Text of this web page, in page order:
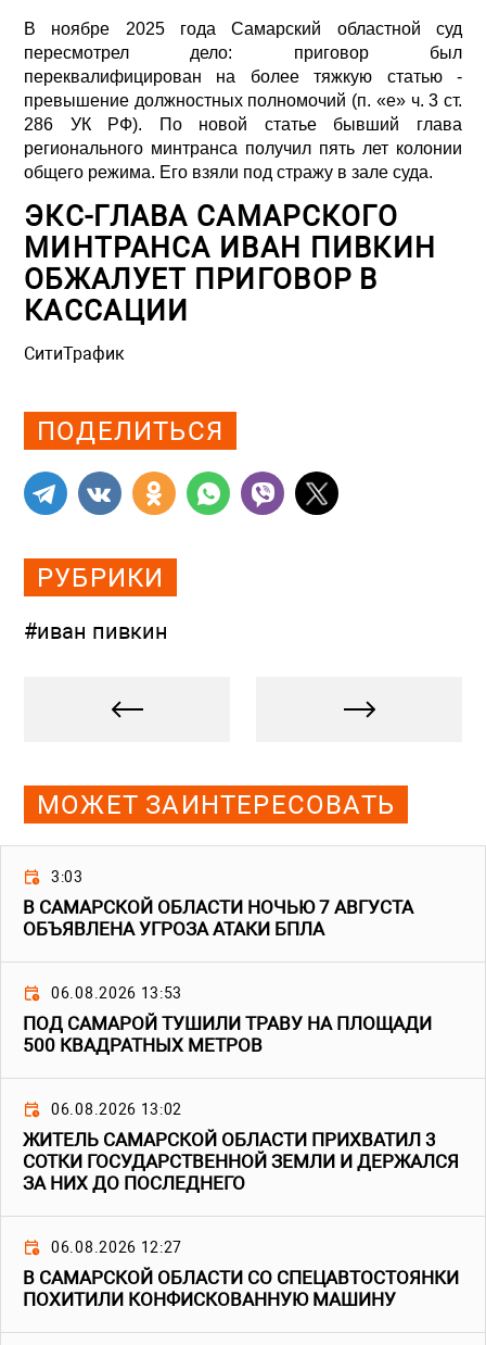
В ноябре 2025 года Самарский областной суд
пересмотрел дело: приговор был
переквалифицирован на более тяжкую статью -
превышение должностных полномочий (п. «е» ч. 3 ст.
286 УК РФ). По новой статье бывший глава
регионального минтранса получил пять лет колонии
общего режима. Его взяли под стражу в зале суда.
ЭКС-ГЛАВА САМАРСКОГО
МИНТРАНСА ИВАН ПИВКИН
ОБЖАЛУЕТ ПРИГОВОР В
КАССАЦИИ
СитиТрафик
ПОДЕЛИТЬСЯ
РУБРИКИ
#иван пивкин
МОЖЕТ ЗАИНТЕРЕСОВАТЬ
3:03
В САМАРСКОЙ ОБЛАСТИ НОЧЬЮ 7 АВГУСТА
ОБЪЯВЛЕНА УГРОЗА АТАКИ БПЛА
06.08.2026 13:53
ПОД САМАРОЙ ТУШИЛИ ТРАВУ НА ПЛОЩАДИ
500 КВАДРАТНЫХ МЕТРОВ
06.08.2026 13:02
ЖИТЕЛЬ САМАРСКОЙ ОБЛАСТИ ПРИХВАТИЛ 3
СОТКИ ГОСУДАРСТВЕННОЙ ЗЕМЛИ И ДЕРЖАЛСЯ
ЗА НИХ ДО ПОСЛЕДНЕГО
06.08.2026 12:27
В САМАРСКОЙ ОБЛАСТИ СО СПЕЦАВТОСТОЯНКИ
ПОХИТИЛИ КОНФИСКОВАННУЮ МАШИНУ